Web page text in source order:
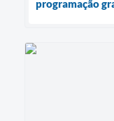
programação